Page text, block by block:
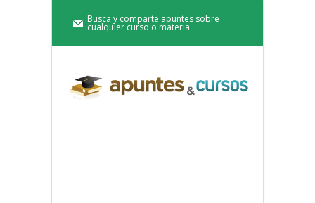
Busca y comparte apuntes sobre
cualquier curso o materia